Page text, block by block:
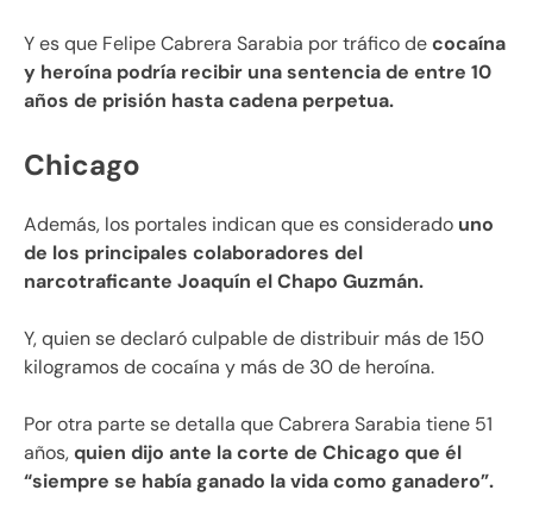
Y es que Felipe Cabrera Sarabia por tráfico decocaína
y heroína podría recibir una sentencia de entre 10
años de prisión hasta cadena perpetua.
Chicago
Además, los portales indican que es considerado uno
de los principales colaboradores del
narcotraficante Joaquín el Chapo Guzmán.
Y, quien se declaró culpable de distribuir más de 150
kilogramos de cocaína y más de 30 de heroína.
Por otra parte se detalla que Cabrera Sarabia tiene 51
años,quien dijo ante la corte de Chicago que él
“siempre se había ganado la vida como ganadero”.